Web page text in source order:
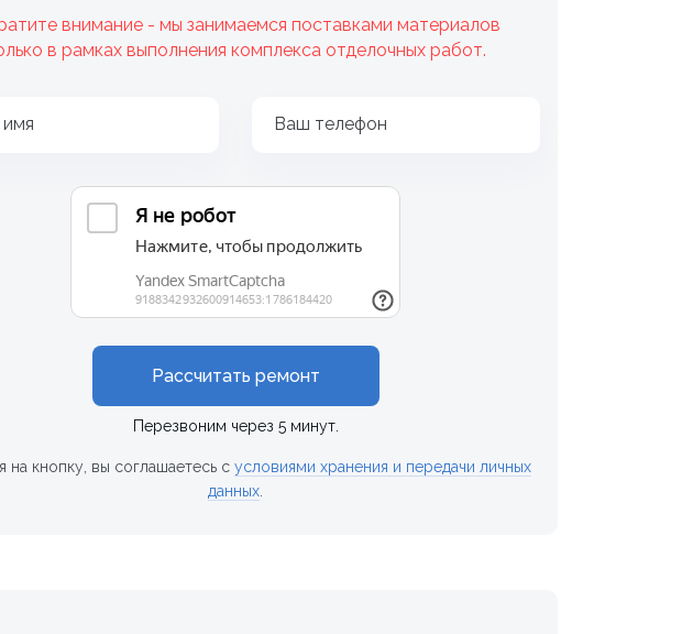
внимание - мы занимаемся поставками материалов
в рамках выполнения комплекса отделочных работ.
Ваш телефон
Рассчитать ремонт
Перезвоним через 5 минут.
на кнопку, вы соглашаетесь с условиями хранения и передачи личных
данных